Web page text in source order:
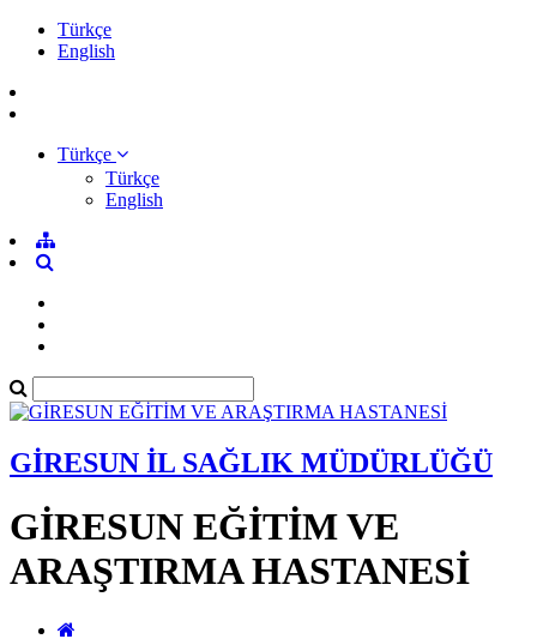
Türkçe
English
Türkçe
Türkçe
English
GİRESUN İL SAĞLIK MÜDÜRLÜĞÜ
GİRESUN EĞİTİM VE
ARAŞTIRMA HASTANESİ